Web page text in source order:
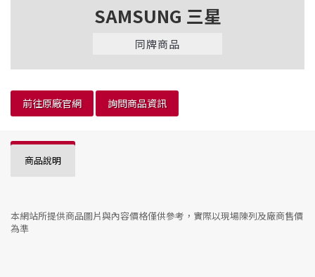
SAMSUNG 三星
同牌商品
前往原廠官網 詢問商品資訊
商品說明
本網站所提供商品圖片與內容價格僅供參考，實際以現場陳列及廠商售價
為準